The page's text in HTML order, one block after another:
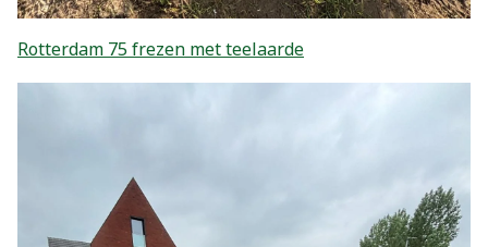
Rotterdam 75 frezen met teelaarde